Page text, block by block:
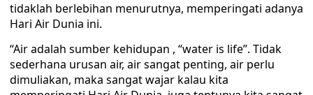
tidaklah berlebihan menurutnya, memperingati adanya
Hari Air Dunia ini.
“Air adalah sumber kehidupan , “water is life”. Tidak
sederhana urusan air, air sangat penting, air perlu
dimuliakan, maka sangat wajar kalau kita